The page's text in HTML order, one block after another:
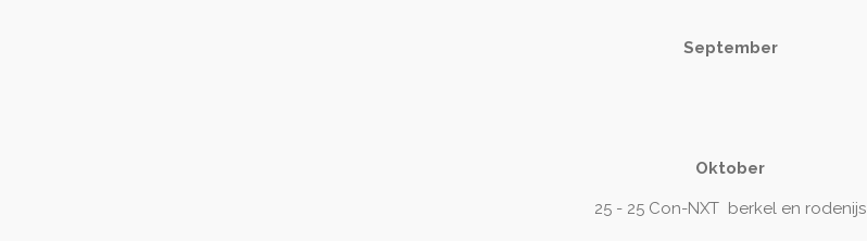
September
Oktober
25 - 25 Con-NXT berkel en rodenijs